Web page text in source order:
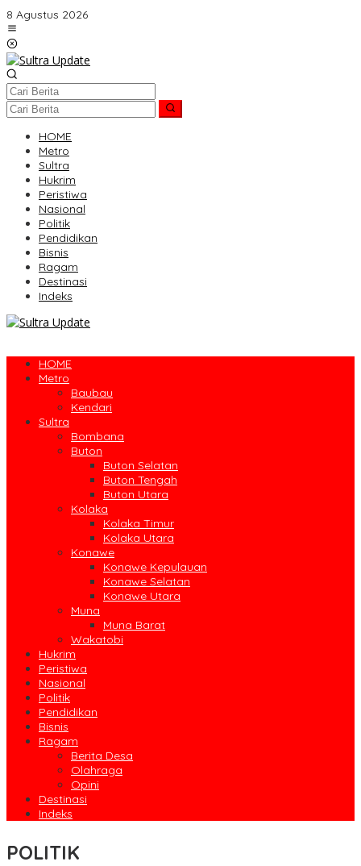
Lewati
ke
konten
8 Agustus 2026
HOME
Metro
Sultra
Hukrim
Peristiwa
Nasional
Politik
Pendidikan
Bisnis
Ragam
Destinasi
Indeks
HOME
Metro
Baubau
Kendari
Sultra
Bombana
Buton
Buton Selatan
Buton Tengah
Buton Utara
Kolaka
Kolaka Timur
Kolaka Utara
Konawe
Konawe Kepulauan
Konawe Selatan
Konawe Utara
Muna
Muna Barat
Wakatobi
Hukrim
Peristiwa
Nasional
Politik
Pendidikan
Bisnis
Ragam
Berita Desa
Olahraga
Opini
Destinasi
Indeks
POLITIK